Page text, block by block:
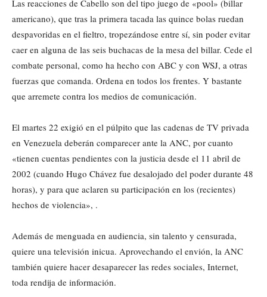
Las reacciones de Cabello son del tipo juego de «pool» (billar
americano), que tras la primera tacada las quince bolas ruedan
despavoridas en el fieltro, tropezándose entre sí, sin poder evitar
caer en alguna de las seis buchacas de la mesa del billar. Cede el
combate personal, como ha hecho con ABC y con WSJ, a otras
fuerzas que comanda. Ordena en todos los frentes. Y bastante
que arremete contra los medios de comunicación.
El martes 22 exigió en el púlpito que las cadenas de TV privada
en Venezuela deberán comparecer ante la ANC, por cuanto
«tienen cuentas pendientes con la justicia desde el 11 abril de
2002 (cuando Hugo Chávez fue desalojado del poder durante 48
horas), y para que aclaren su participación en los (recientes)
hechos de violencia», .
Además de menguada en audiencia, sin talento y censurada,
quiere una televisión inicua. Aprovechando el envión, la ANC
también quiere hacer desaparecer las redes sociales, Internet,
toda rendija de información.